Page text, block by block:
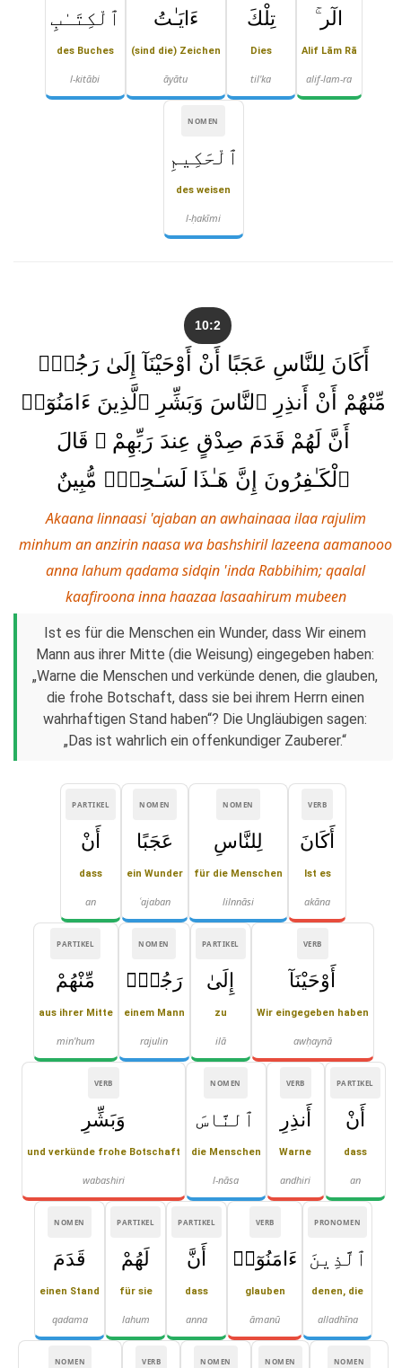
الٓر ۚ
Alif Lām Rā
alif-lam-ra
تِلْكَ
Dies
til'ka
ءَايَـٰتُ
(sind die) Zeichen
āyātu
ٱلْكِتَـٰبِ
des Buches
l-kitābi
NOMEN
ٱلْحَكِيمِ
des weisen
l-ḥakīmi
10:2
أَكَانَ لِلنَّاسِ عَجَبًا أَنْ أَوْحَيْنَآ إِلَىٰ رَجُلٍۢ
مِّنْهُمْ أَنْ أَنذِرِ ٱلنَّاسَ وَبَشِّرِ ٱلَّذِينَ ءَامَنُوٓا۟
أَنَّ لَهُمْ قَدَمَ صِدْقٍ عِندَ رَبِّهِمْ ۗ قَالَ
ٱلْكَـٰفِرُونَ إِنَّ هَـٰذَا لَسَـٰحِرٌۭ مُّبِينٌ
Akaana linnaasi 'ajaban an awhainaaa ilaa rajulim
minhum an anzirin naasa wa bashshiril lazeena aamanooo
anna lahum qadama sidqin 'inda Rabbihim; qaalal
kaafiroona inna haazaa lasaahirum mubeen
Ist es für die Menschen ein Wunder, dass Wir einem
Mann aus ihrer Mitte (die Weisung) eingegeben haben:
„Warne die Menschen und verkünde denen, die glauben,
die frohe Botschaft, dass sie bei ihrem Herrn einen
wahrhaftigen Stand haben“? Die Ungläubigen sagen:
„Das ist wahrlich ein offenkundiger Zauberer.“
VERB
أَكَانَ
Ist es
akāna
NOMEN
لِلنَّاسِ
für die Menschen
lilnnāsi
NOMEN
عَجَبًا
ein Wunder
ʿajaban
PARTIKEL
أَنْ
dass
an
VERB
أَوْحَيْنَآ
Wir eingegeben haben
awḥaynā
PARTIKEL
إِلَىٰ
zu
ilā
NOMEN
رَجُلٍۢ
einem Mann
rajulin
PARTIKEL
مِّنْهُمْ
aus ihrer Mitte
min'hum
PARTIKEL
أَنْ
dass
an
VERB
أَنذِرِ
Warne
andhiri
NOMEN
ٱلنَّاسَ
die Menschen
l-nāsa
VERB
وَبَشِّرِ
und verkünde frohe Botschaft
wabashiri
PRONOMEN
ٱلَّذِينَ
denen, die
alladhīna
VERB
ءَامَنُوٓا۟
glauben
āmanū
PARTIKEL
أَنَّ
dass
anna
PARTIKEL
لَهُمْ
für sie
lahum
NOMEN
قَدَمَ
einen Stand
qadama
NOMEN
NOMEN
NOMEN
VERB
NOMEN